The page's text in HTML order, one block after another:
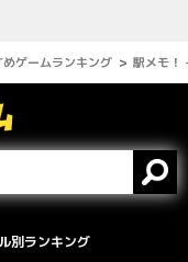
ゲームランキング 駅メモ！
別ランキング